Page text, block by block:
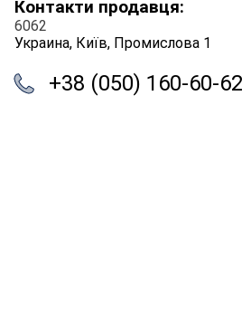
Контакти продавця:
6062
Украина, Київ, Промислова 1
+38 (050) 160-60-62